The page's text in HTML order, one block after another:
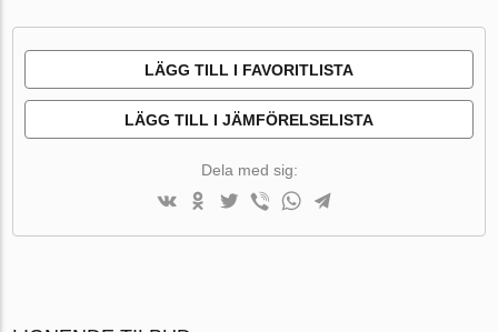
LÄGG TILL I FAVORITLISTA
LÄGG TILL I JÄMFÖRELSELISTA
Dela med sig: